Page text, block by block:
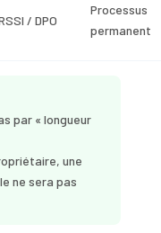
/ DPO
Processus
permanent
par « longueur
une
ne sera pas